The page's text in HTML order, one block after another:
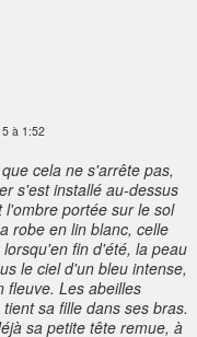
à 1:52
cela ne s'arrête pas,
s'est installé au-dessus
portée sur le sol
robe en lin blanc, celle
fin d'été, la peau
le ciel d'un bleu intense,
fleuve. Les abeilles
sa fille dans ses bras.
sa petite tête remue, à